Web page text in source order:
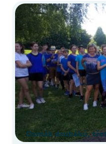
Osmák druháků,